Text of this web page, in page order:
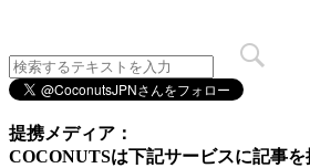
提携メディア：
COCONUTSは下記サービスに記事を